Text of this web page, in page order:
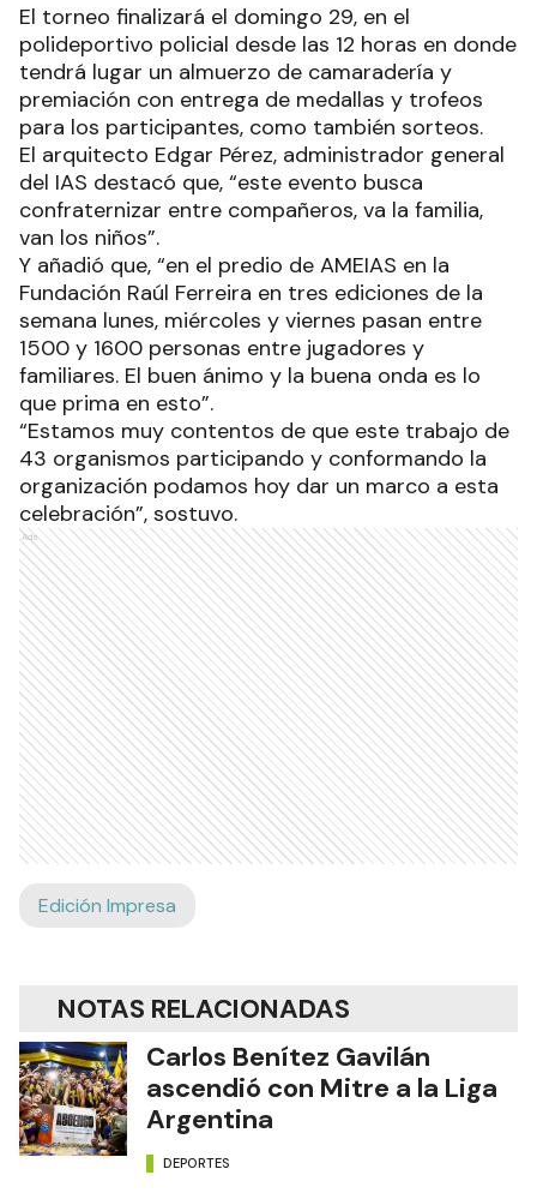
El torneo finalizará el domingo 29, en el
polideportivo policial desde las 12 horas en donde
tendrá lugar un almuerzo de camaradería y
premiación con entrega de medallas y trofeos
para los participantes, como también sorteos.
El arquitecto Edgar Pérez, administrador general
del IAS destacó que, “este evento busca
confraternizar entre compañeros, va la familia,
van los niños”.
Y añadió que, “en el predio de AMEIAS en la
Fundación Raúl Ferreira en tres ediciones de la
semana lunes, miércoles y viernes pasan entre
1500 y 1600 personas entre jugadores y
familiares. El buen ánimo y la buena onda es lo
que prima en esto”.
“Estamos muy contentos de que este trabajo de
43 organismos participando y conformando la
organización podamos hoy dar un marco a esta
celebración”, sostuvo.
Ads
Edición Impresa
NOTAS RELACIONADAS
Carlos Benítez Gavilán
ascendió con Mitre a la Liga
Argentina
DEPORTES